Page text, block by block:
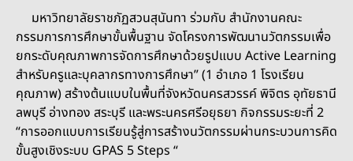
มหาวิทยาลัยราชภัฏสวนสุนันทา ร่วมกับ สำนักงานคณะ
กรรมการการศึกษาขั้นพื้นฐาน จัดโครงการพัฒนานวัตกรรมเพื่อ
ยกระดับคุณภาพการจัดการศึกษาด้วยรูปแบบ Active Learning
สำหรับครูและบุคลากรทางการศึกษา” (1 อําเภอ 1 โรงเรียน
คุณภาพ) สร้างต้นแบบในพื้นที่จังหวัดนครสวรรค์ พิจิตร อุทัยธานี
ลพบุรี อ่างทอง สระบุรี และพระนครศรีอยุธยา กิจกรรมระยะที่ 2
“การออกแบบการเรียนรู้สู่การสร้างนวัตกรรมผ่านกระบวนการคิด
ขั้นสูงเชิงระบบ GPAS 5 Steps “